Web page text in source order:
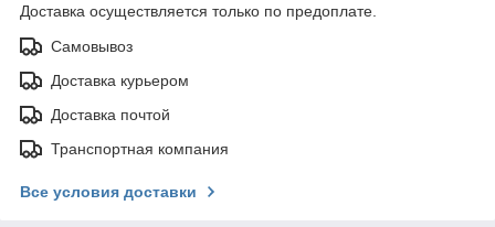
Доставка осуществляется только по предоплате.
Самовывоз
Доставка курьером
Доставка почтой
Транспортная компания
Все условия доставки